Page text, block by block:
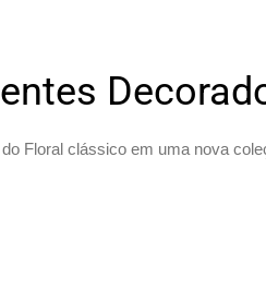
Floral clássico em uma nova